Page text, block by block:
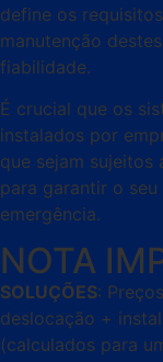
define os
manutenção
fiabilidade.
É crucial que os
instalados por
que sejam sujeitos
para garantir o
emergência.
NOTA
SOLUÇÕES:
deslocação +
(calculados para